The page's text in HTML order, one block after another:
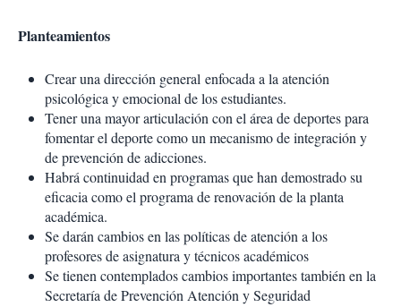
Planteamientos
Crear una dirección general enfocada a la atención
psicológica y emocional de los estudiantes.
Tener una mayor articulación con el área de deportes para
fomentar el deporte como un mecanismo de integración y
de prevención de adicciones.
Habrá continuidad en programas que han demostrado su
eficacia como el programa de renovación de la planta
académica.
Se darán cambios en las políticas de atención a los
profesores de asignatura y técnicos académicos
Se tienen contemplados cambios importantes también en la
Secretaría de Prevención Atención y Seguridad